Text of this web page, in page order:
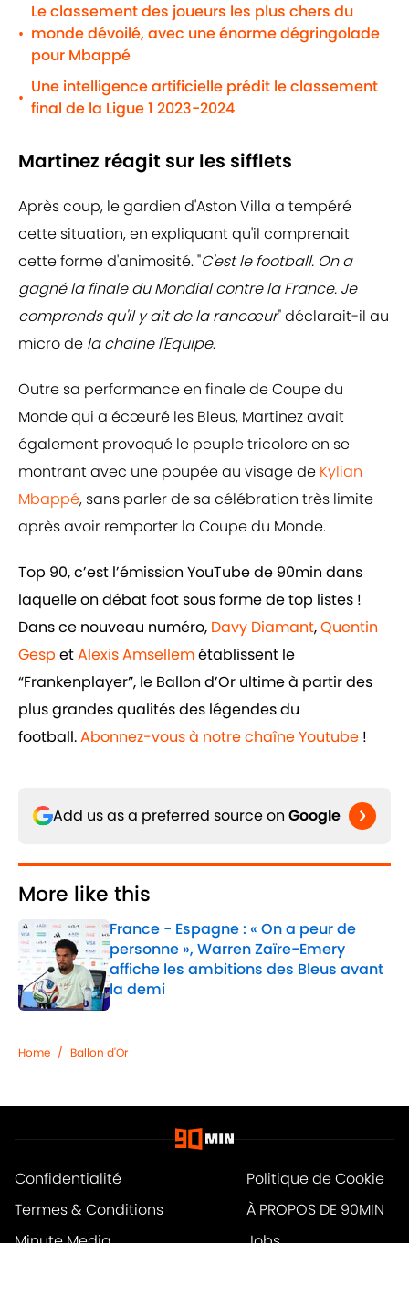
•
Le classement des joueurs les plus chers du
monde dévoilé, avec une énorme dégringolade
pour Mbappé
•
Une intelligence artificielle prédit le classement
final de la Ligue 1 2023-2024
Martinez réagit sur les sifflets
Après coup, le gardien d'Aston Villa a tempéré
cette situation, en expliquant qu'il comprenait
cette forme d'animosité. "C'est le football. On a
gagné la finale du Mondial contre la France. Je
comprends qu'il y ait de la rancœur" déclarait-il au
micro de la chaine l'Equipe.
Outre sa performance en finale de Coupe du
Monde qui a écœuré les Bleus, Martinez avait
également provoqué le peuple tricolore en se
montrant avec une poupée au visage de Kylian
Mbappé, sans parler de sa célébration très limite
après avoir remporter la Coupe du Monde.
Top 90, c’est l’émission YouTube de 90min dans
laquelle on débat foot sous forme de top listes !
Dans ce nouveau numéro, Davy Diamant,Quentin
Gesp etAlexis Amsellemétablissent le
“Frankenplayer”, le Ballon d’Or ultime à partir des
plus grandes qualités des légendes du
football.Abonnez-vous à notre chaîne Youtube !
Add us as a preferred source on Google
More like this
France - Espagne : « On a peur de
personne », Warren Zaïre-Emery
affiche les ambitions des Bleus avant
la demi
Published by on Invalid Date
Home / Ballon d'Or
Confidentialité
Politique de Cookie
Termes & Conditions
À PROPOS DE 90MIN
Minute Media
Jobs